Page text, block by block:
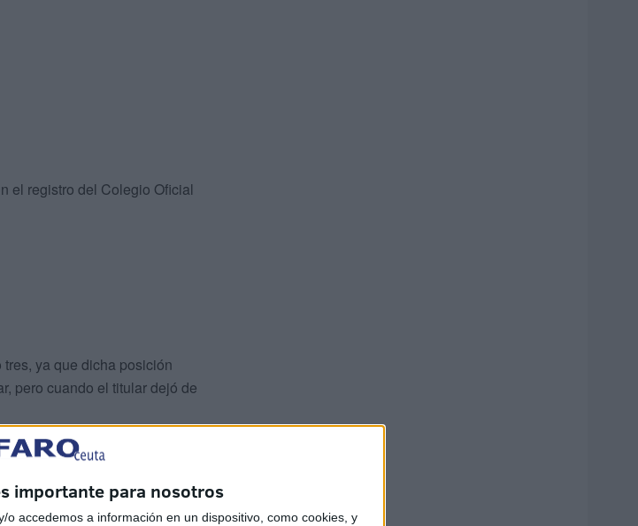
importante para nosotros
o accedemos a información en un dispositivo, como cookies, y
el registro del Colegio Oficial
ya que dicha posición
pero cuando el titular dejó de
las oficinas de farmacia,
teniendo en cuenta criterios
metros”.